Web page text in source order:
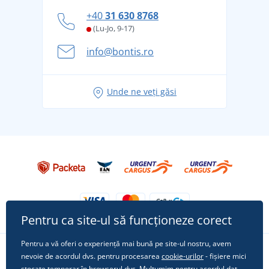
și în siguranță
Aventura de vară începe cu bagajul - pregătiți-vă
Tricoul preferat City în rol principal: ținute pentru
+4031 630 8768
(Lu-Jo, 9-17)
info@bontis.ro
Unde ne veți găsi
Urmărește-ne pe rețelele sociale
Pentru ca site-ul să funcționeze corect
Pentru a vă oferi o experiență mai bună pe site-ul nostru, avem
nevoie de acordul dvs. pentru procesarea cookie-urilor- fișiere mici